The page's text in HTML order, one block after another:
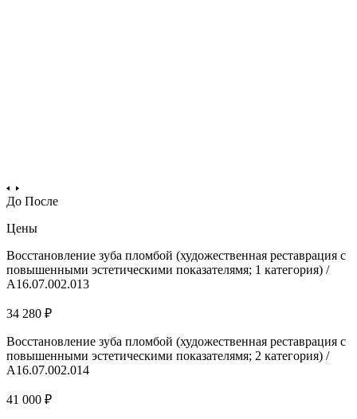
До После
Цены
Восстановление зуба пломбой (художественная реставрация с
повышенными эстетическими показателямя; 1 категория) /
А16.07.002.013
34 280 ₽
Восстановление зуба пломбой (художественная реставрация с
повышенными эстетическими показателямя; 2 категория) /
А16.07.002.014
41 000 ₽